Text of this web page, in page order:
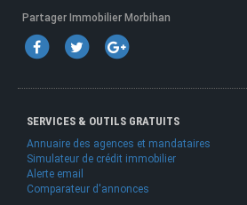
Partager Immobilier Morbihan
SERVICES & OUTILS GRATUITS
Annuaire des agences et mandataires
Simulateur de crédit immobilier
Alerte email
Comparateur d'annonces